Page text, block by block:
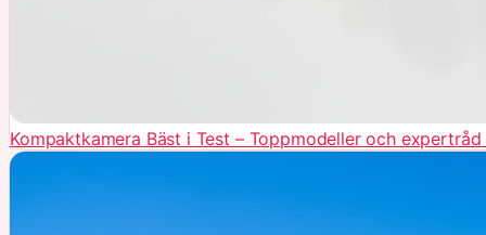
Kompaktkamera Bäst i Test – Toppmodeller och